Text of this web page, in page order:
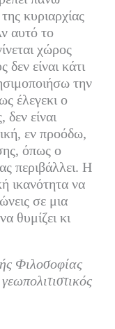
κυριαρχίας
αυτό το
χώρος
δεν είναι κάτι
την
έλεγεκι ο
είναι
εν προόδω,
όπως ο
περιβάλλει. Η
ικανότητα να
σε μια
θυμίζει κι
Φιλοσοφίας